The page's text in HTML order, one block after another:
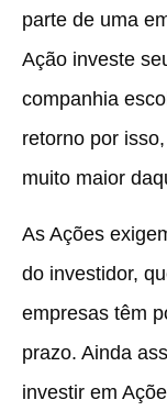
parte de uma
Ação investe
companhia
retorno por
muito maior
As Ações
do investidor,
empresas têm
prazo. Ainda
investir em